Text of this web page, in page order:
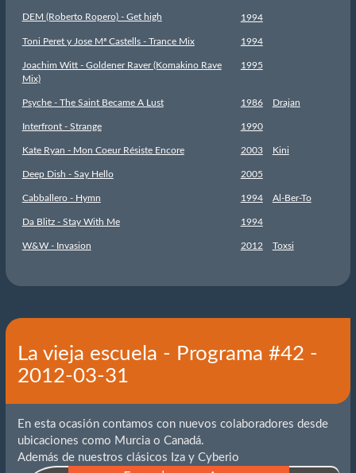
DEM (Roberto Ropero) - Get high 1994
Toni Peret y Jose Mª Castells - Trance Mix 1994
Joachim Witt - Goldener Raver (Komakino Rave
Mix)
1995
Psyche - The Saint Became A Lust 1986 Drajan
Interfront - Strange 1990
Kate Ryan - Mon Coeur Résiste Encore 2003 Kini
Deep Dish - Say Hello 2005
Cabballero - Hymn 1994 Al-Ber-To
Da Blitz - Stay With Me 1994
W&W - Invasion 2012 Toxsi
La vieja escuela - Programa #42 -
2012-03-31
En esta ocasión contamos con nuevos colaboradores desde
ubicaciones como Murcia o Canadá.
Además de nuestros clásicos Iza y Cyberio